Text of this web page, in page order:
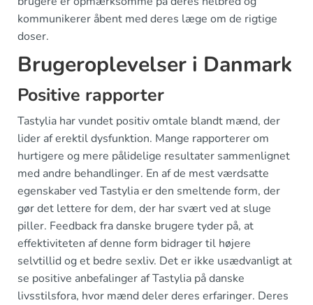
kommunikerer åbent med deres læge om de rigtige
doser.
Brugeroplevelser i Danmark
Positive rapporter
Tastylia har vundet positiv omtale blandt mænd, der
lider af erektil dysfunktion. Mange rapporterer om
hurtigere og mere pålidelige resultater sammenlignet
med andre behandlinger. En af de mest værdsatte
egenskaber ved Tastylia er den smeltende form, der
gør det lettere for dem, der har svært ved at sluge
piller. Feedback fra danske brugere tyder på, at
effektiviteten af denne form bidrager til højere
selvtillid og et bedre sexliv. Det er ikke usædvanligt at
se positive anbefalinger af Tastylia på danske
livsstilsfora, hvor mænd deler deres erfaringer. Deres